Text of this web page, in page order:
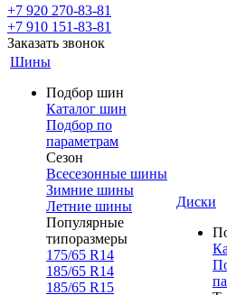
+7 920 270-83-81
+7 910 151-83-81
Заказать звонок
Шины
Подбор шин
Каталог шин
Подбор по
параметрам
Сезон
Всесезонные шины
Зимние шины
Летние шины
Популярные
типоразмеры
175/65 R14
185/65 R14
185/65 R15
Диски